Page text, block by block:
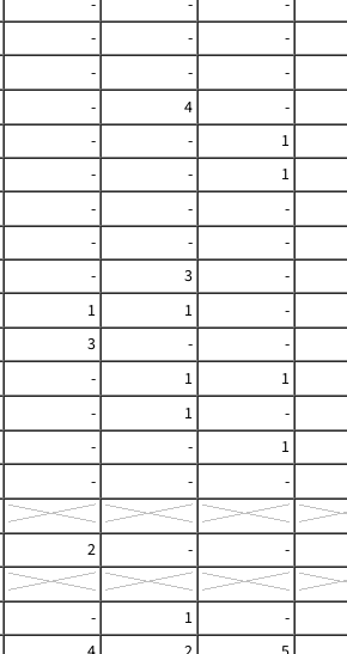
- - -
- - -
- 4 -
- - 1
- - 1
- - -
- - -
- 3 -
1 1 -
3 - -
- 1 1
- 1 -
- - 1
- - -
2 - -
- 1 -